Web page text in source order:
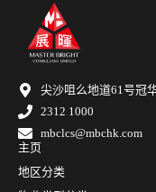
尖沙咀么地道61号冠
2312 1000
mbclcs@mbchk.com
主页
地区分类